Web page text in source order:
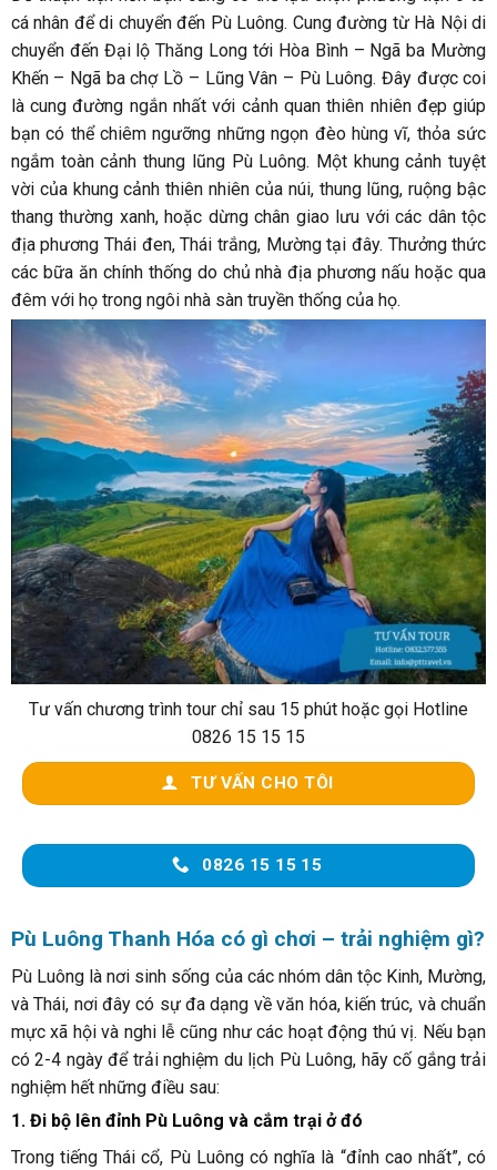
cá nhân để di chuyển đến Pù Luông. Cung đường từ Hà Nội di
chuyển đến Đại lộ Thăng Long tới Hòa Bình – Ngã ba Mường
Khến – Ngã ba chợ Lồ – Lũng Vân – Pù Luông. Đây được coi
là cung đường ngắn nhất với cảnh quan thiên nhiên đẹp giúp
bạn có thể chiêm ngưỡng những ngọn đèo hùng vĩ, thỏa sức
ngắm toàn cảnh thung lũng Pù Luông. Một khung cảnh tuyệt
vời của khung cảnh thiên nhiên của núi, thung lũng, ruộng bậc
thang thường xanh, hoặc dừng chân giao lưu với các dân tộc
địa phương Thái đen, Thái trắng, Mường tại đây. Thưởng thức
các bữa ăn chính thống do chủ nhà địa phương nấu hoặc qua
đêm với họ trong ngôi nhà sàn truyền thống của họ.
Tư vấn chương trình tour chỉ sau 15 phút hoặc gọi Hotline
0826 15 15 15
TƯ VẤN CHO TÔI
0826 15 15 15
Pù Luông Thanh Hóa có gì chơi – trải nghiệm gì?
Pù Luông là nơi sinh sống của các nhóm dân tộc Kinh, Mường,
và Thái, nơi đây có sự đa dạng về văn hóa, kiến trúc, và chuẩn
mực xã hội và nghi lễ cũng như các hoạt động thú vị. Nếu bạn
có 2-4 ngày để trải nghiệm du lịch Pù Luông, hãy cố gắng trải
nghiệm hết những điều sau:
1. Đi bộ lên đỉnh Pù Luông và cắm trại ở đó
Trong tiếng Thái cổ, Pù Luông có nghĩa là “đỉnh cao nhất”, có